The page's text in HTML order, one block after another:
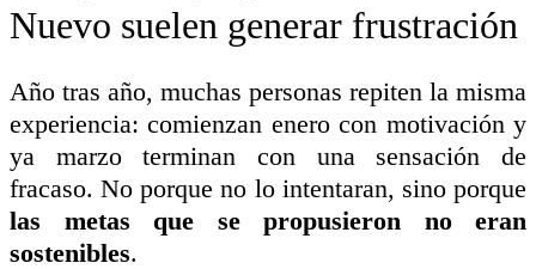
Nuevo suelen generar frustración
Año tras año, muchas personas repiten la misma
experiencia: comienzan enero con motivación y
ya marzo terminan con una sensación de
fracaso. No porque no lo intentaran, sino porque
las metas que se propusieron no eran
sostenibles.